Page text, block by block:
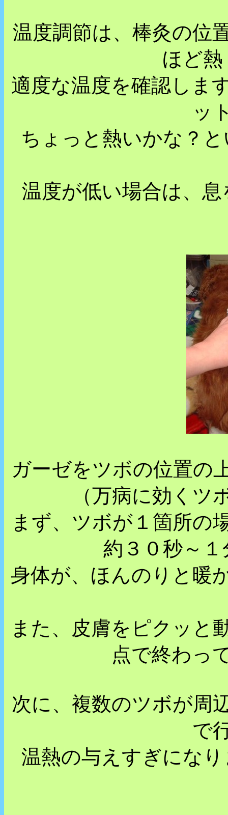
温度調節は、棒灸の位
ほど
適度な温度を確認しま
ッ
ちょっと熱いかな？
温度が低い場合は、
ガーゼをツボの位置の
（万病に効くツ
まず、ツボが１箇所の
約３０秒～
身体が、ほんのりと暖
また、皮膚をピクッ
点で終わっ
次に、複数のツボが周
で
温熱の与えすぎにな